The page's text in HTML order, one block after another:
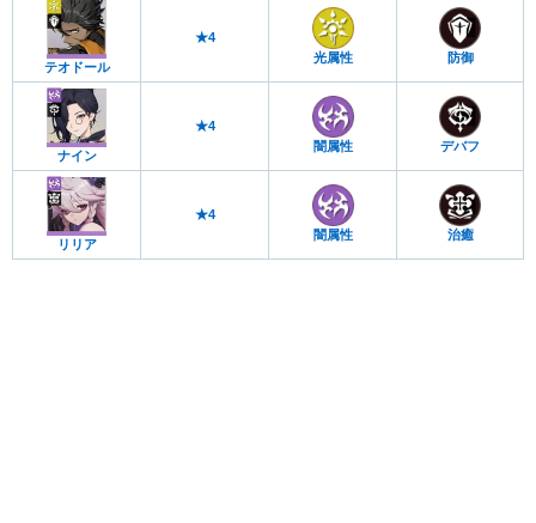
テオドール
★4
光属性
防御
ナイン
★4
闇属性
デバフ
リリア
★4
闇属性
治癒